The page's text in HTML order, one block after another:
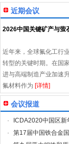
近期会议
2026中国关键矿产与萤
近年来，全球氟化工行
转型的关键时期。在国
进与高端制造产业加速
氟材料作为 [详情]
会议报道
· ICDA2020中国区新
·
第17届中国铁合金